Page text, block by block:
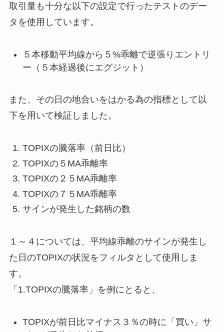
取引量も十分な以下の設定で行ったテストのデー
タを使用しています。
５本移動平均線から５%乖離で逆張りエントリ
ー（５本経過後にエグジット）
また、その日の地合いをはかる為の指標として以
下を用いて検証しました。
TOPIXの騰落率（前日比）
TOPIXの５MA乖離率
TOPIXの２５MA乖離率
TOPIXの７５MA乖離率
サインが発生した銘柄の数
１～４については、平均線乖離のサインが発生し
た日のTOPIXの状況をフィルタとして使用しま
す。
「1.TOPIXの騰落率」を例にとると、
TOPIXが前日比マイナス３％の時に「買い」サ